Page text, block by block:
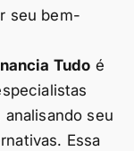
seu bem-
Tudo é
seu
Essa